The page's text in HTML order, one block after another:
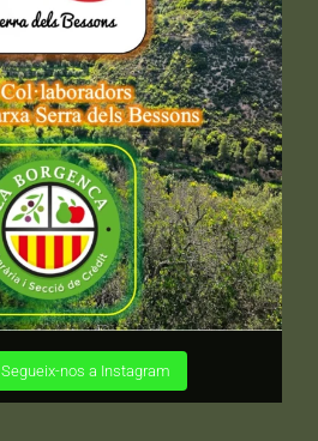
Segueix-nos a Instagram